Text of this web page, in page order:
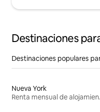
Destinaciones
Destinaciones populares
Nueva York